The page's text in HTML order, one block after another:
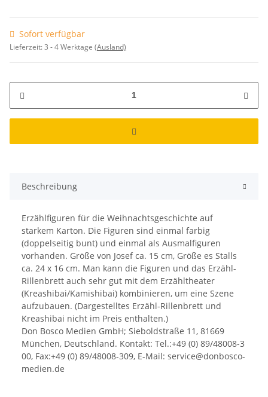
Sofort verfügbar
Lieferzeit:3 - 4 Werktage (Ausland)
Beschreibung
Erzählfiguren für die Weihnachtsgeschichte auf
starkem Karton. Die Figuren sind einmal farbig
(doppelseitig bunt) und einmal als Ausmalfiguren
vorhanden. Größe von Josef ca. 15 cm, Größe es Stalls
ca. 24 x 16 cm. Man kann die Figuren und das Erzähl-
Rillenbrett auch sehr gut mit dem Erzähltheater
(Kreashibai/Kamishibai) kombinieren, um eine Szene
aufzubauen. (Dargestelltes Erzähl-Rillenbrett und
Kreashibai nicht im Preis enthalten.)
Don Bosco Medien GmbH; Sieboldstraße 11, 81669
München, Deutschland. Kontakt: Tel.:+49 (0) 89/48008-3
00, Fax:+49 (0) 89/48008-309, E-Mail: service@donbosco-
medien.de